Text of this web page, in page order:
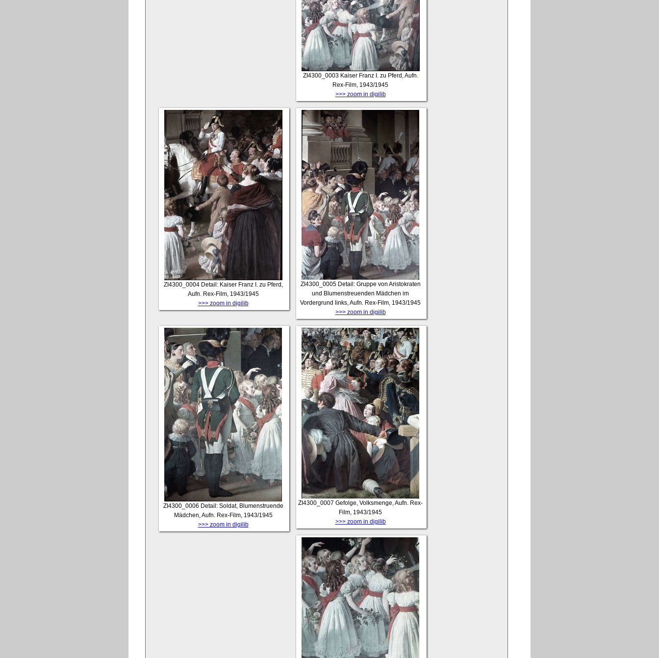
ZI4300_0003 Kaiser Franz I. zu Pferd, Aufn.
Rex-Film, 1943/1945
>>> zoom in digilib
ZI4300_0004 Detail: Kaiser Franz I. zu Pferd,
Aufn. Rex-Film, 1943/1945
>>> zoom in digilib
ZI4300_0005 Detail: Gruppe von Aristokraten
und Blumenstreuenden Mädchen im
Vordergrund links, Aufn. Rex-Film, 1943/1945
>>> zoom in digilib
ZI4300_0006 Detail: Soldat, Blumenstruende
Mädchen, Aufn. Rex-Film, 1943/1945
>>> zoom in digilib
ZI4300_0007 Gefolge, Volksmenge, Aufn. Rex-
Film, 1943/1945
>>> zoom in digilib